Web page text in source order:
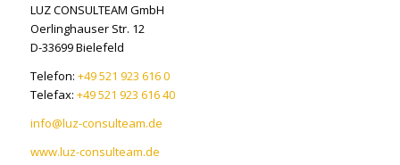
LUZ CONSULTEAM GmbH
Oerlinghauser Str. 12
D-33699 Bielefeld
Telefon: +49 521 923 616 0
Telefax: +49 521 923 616 40
info@luz-consulteam.de
www.luz-consulteam.de